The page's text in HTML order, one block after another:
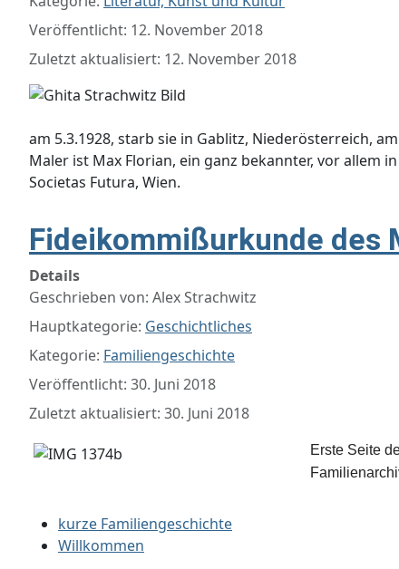
Veröffentlicht: 12. November 2018
Zuletzt aktualisiert: 12. November 2018
am 5.3.1928, starb sie in Gablitz, Niederösterreich,
Maler ist Max Florian, ein ganz bekannter, vor allem
Societas Futura, Wien.
Fideikommißurkunde des
Details
Geschrieben von: Alex Strachwitz
Hauptkategorie: Geschichtliches
Kategorie: Familiengeschichte
Veröffentlicht: 30. Juni 2018
Zuletzt aktualisiert: 30. Juni 2018
Erste Seite
kurze Familiengeschichte
Willkommen